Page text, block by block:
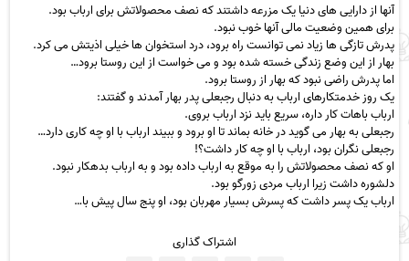
آنها از دارایی های دنیا یک مزرعه داشتند که نصف محصولاتش برای ارباب بود.
برای همین وضعیت مالی آنها خوب نبود.
پدرش تازگی ها زیاد نمی توانست راه برود، درد استخوان ها خیلی اذیتش می کرد.
بهار از این وضع زندگی خسته شده بود و می خواست از این روستا برود…
اما پدرش راضی نبود که بهار از روستا برود.
یک روز خدمتکارهای ارباب به دنبال رجبعلی پدر بهار آمدند و گفتند:
ارباب باهات کار داره، سریع باید نزد ارباب بروی.
رجبعلی به بهار می گوید در خانه بماند تا او برود و ببیند ارباب با او چه کاری دارد…
رجبعلی نگران بود، ارباب با او چه کار داشت؟!
او که نصف محصولاتش را به موقع به ارباب داده بود و به ارباب بدهکار نبود.
دلشوره داشت زیرا ارباب مردی زورگو بود.
ارباب یک پسر داشت که پسرش بسیار مهربان بود، او پنج سال پیش با…
اشتراک گذاری